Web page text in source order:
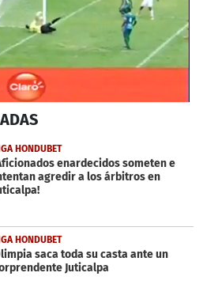
HONDUBET
enardecidos someten e
agredir a los árbitros en
HONDUBET
saca toda su casta ante un
Juticalpa